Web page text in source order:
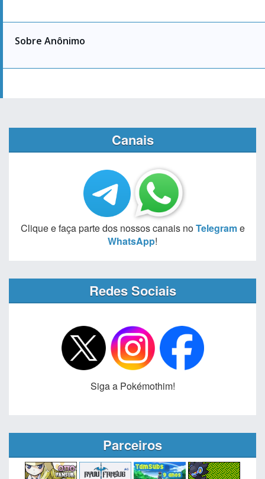
Sobre Anônimo
Canais
Clique e faça parte dos nossos canais noTelegrame
WhatsApp!
Redes Sociais
Siga a Pokémothim!
Parceiros